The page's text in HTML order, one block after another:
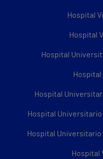
Hospital
Hospital
Hospital
Hospital
Hospital
Hospital Universitario
Hospital